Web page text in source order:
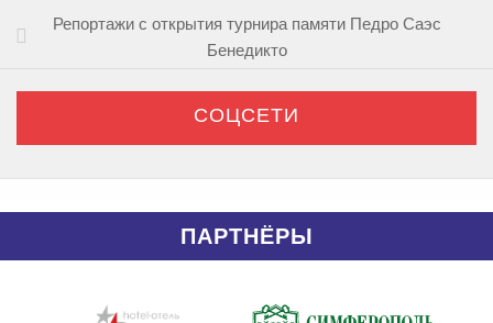
Репортажи с открытия турнира памяти Педро Саэс
Бенедикто
СОЦСЕТИ
ПАРТНЁРЫ